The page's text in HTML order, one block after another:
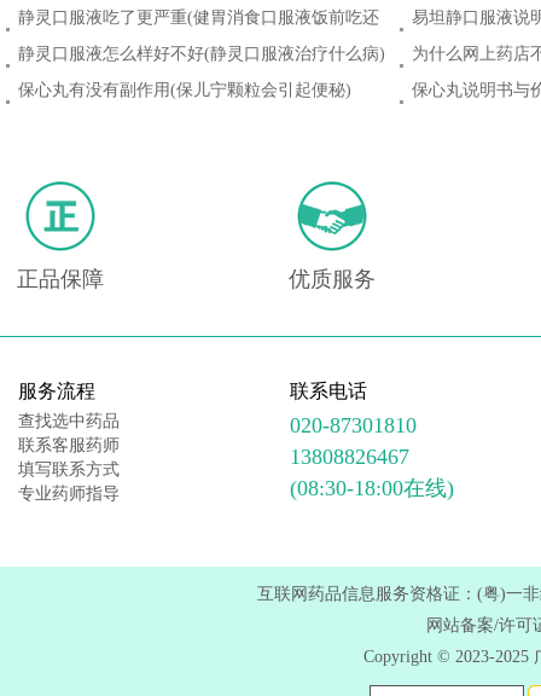
服液什么时候吃最好)
静灵口服液吃了更严重(健胃消食口服液饭前吃还
是饭后吃)
易坦静口服液说
停)
静灵口服液怎么样好不好(静灵口服液治疗什么病)
为什么网上药店
买)
保心丸有没有副作用(保儿宁颗粒会引起便秘) 保心丸说明书与
正品保障 优质服务
服务流程
查找选中药品
联系客服药师
填写联系方式
专业药师指导
联系电话
020-87301810
13808826467
(08:30-18:00在线)
互联网药品信息服务资格证：(粤)一
网站备案/许可
Copyright © 2023-